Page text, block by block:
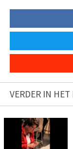
VERDER IN HET